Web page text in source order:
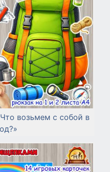
возьмем с собой в